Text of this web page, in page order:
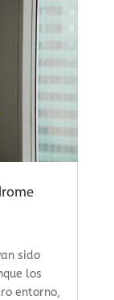
sido
los
entorno,